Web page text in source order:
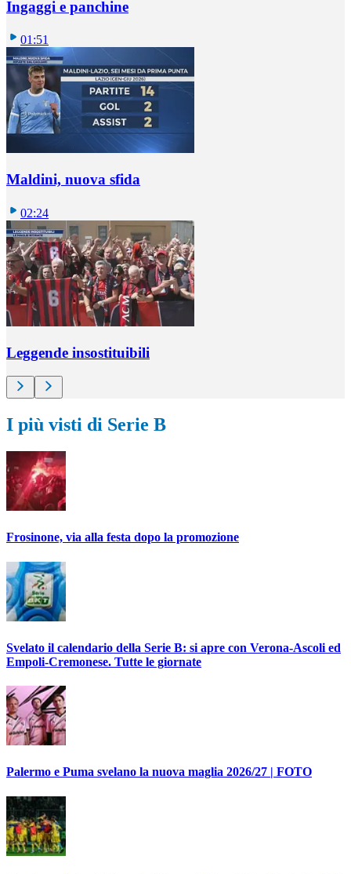
Ingaggi e panchine
01:51
Maldini, nuova sfida
02:24
Leggende insostituibili
I più visti di Serie B
Frosinone, via alla festa dopo la promozione
Svelato il calendario della Serie B: si apre con Verona-Ascoli ed
Empoli-Cremonese. Tutte le giornate
Palermo e Puma svelano la nuova maglia 2026/27 | FOTO